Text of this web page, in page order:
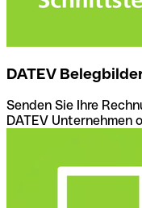
DATEV
Senden Sie Ihre
DATEV Unternehmen